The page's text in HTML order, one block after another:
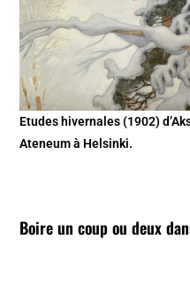
Etudes hivernales (1902)
Ateneum à Helsinki.
Boire un coup ou deux